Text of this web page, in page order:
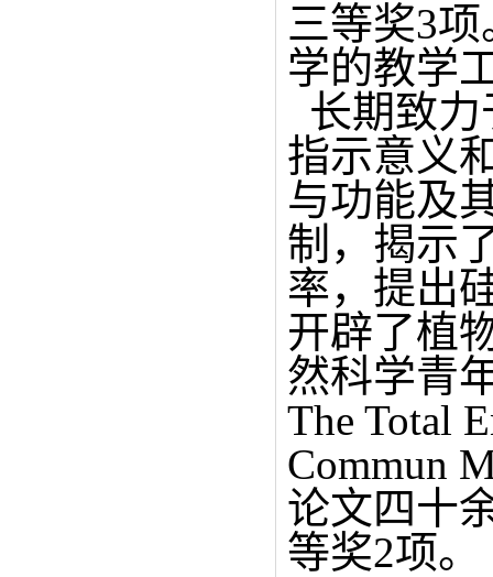
三等奖3
学的教学
长期致
指示意义
与功能及
制，揭示
率，提出
开辟了植
然科学青
The Total
Commun
论文四十
等奖2项。